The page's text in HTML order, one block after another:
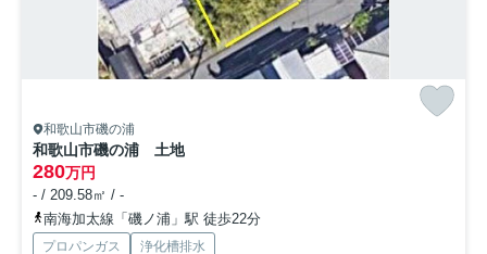
和歌山市磯の浦
和歌山市磯の浦 土地
280万円
- / 209.58㎡ / -
南海加太線「磯ノ浦」駅 徒歩22分
プロパンガス 浄化槽排水